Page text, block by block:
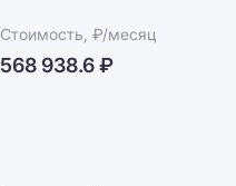
Стоимость, ₽/месяц
568 938.6 ₽